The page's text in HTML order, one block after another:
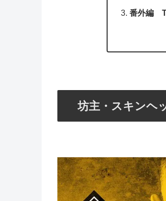
番外編
坊主・スキンヘ